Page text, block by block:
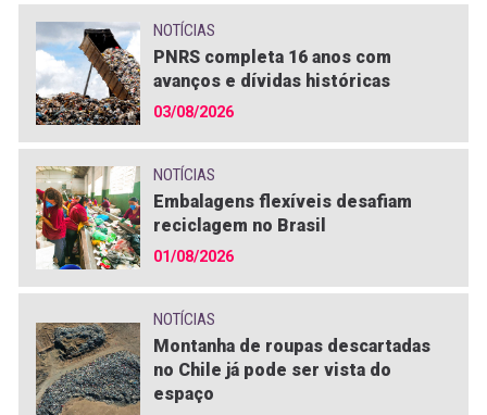
NOTÍCIAS
PNRS completa 16 anos com
avanços e dívidas históricas
03/08/2026
NOTÍCIAS
Embalagens flexíveis desafiam
reciclagem no Brasil
01/08/2026
NOTÍCIAS
Montanha de roupas descartadas
no Chile já pode ser vista do
espaço